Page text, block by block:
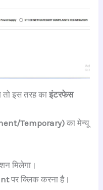
तो इस तरह काइंटरफेस
Temporary)का मेन्यू
मिलेगा।
पर क्लिक करना है।